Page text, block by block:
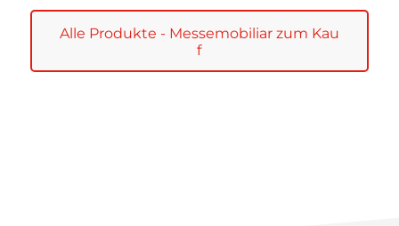
Alle Produkte - Messemobiliar zum Kau
f